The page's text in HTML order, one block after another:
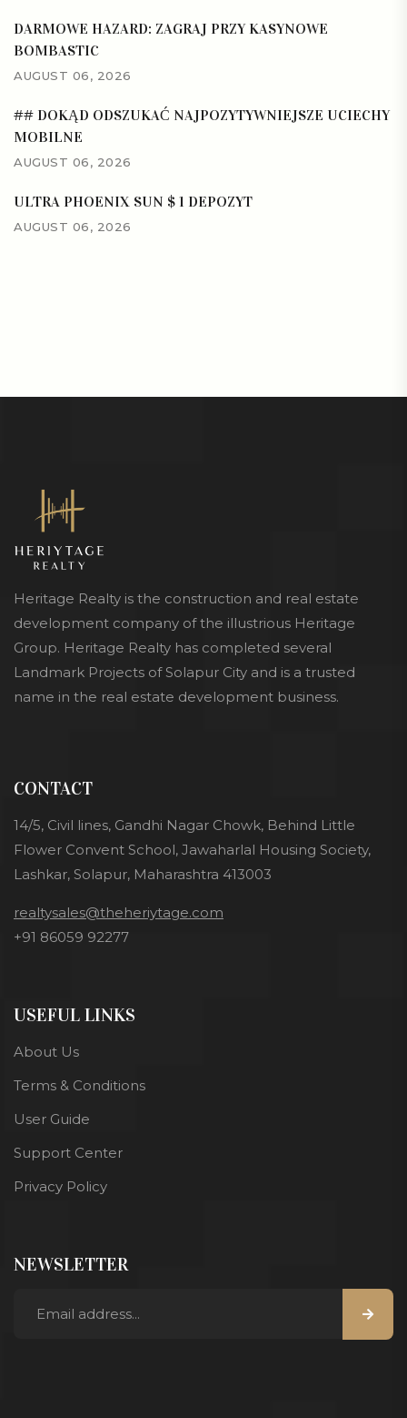
DARMOWE HAZARD: ZAGRAJ PRZY KASYNOWE
BOMBASTIC
AUGUST 06, 2026
## DOKĄD ODSZUKAĆ NAJPOZYTYWNIEJSZE UCIECHY
MOBILNE
AUGUST 06, 2026
ULTRA PHOENIX SUN $ 1 DEPOZYT
AUGUST 06, 2026
Heritage Realty is the construction and real estate
development company of the illustrious Heritage
Group. Heritage Realty has completed several
Landmark Projects of Solapur City and is a trusted
name in the real estate development business.
CONTACT
14/5, Civil lines, Gandhi Nagar Chowk, Behind Little
Flower Convent School, Jawaharlal Housing Society,
Lashkar, Solapur, Maharashtra 413003
realtysales@theheriytage.com
+91 86059 92277
USEFUL LINKS
About Us
Terms & Conditions
User Guide
Support Center
Privacy Policy
NEWSLETTER